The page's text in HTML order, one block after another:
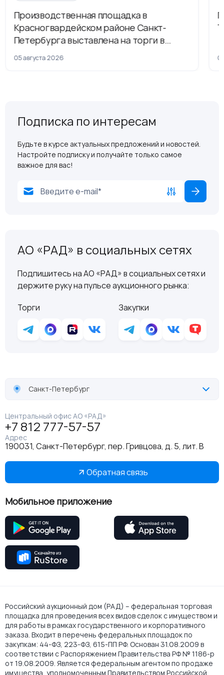
Производственная площадка в
Красногвардейском районе Санкт-
Петербурга выставлена на торги в
рамках приватизации
05 августа 2026
Подписка по интересам
Будьте в курсе актуальных предложений и новостей.
Настройте подписку и получайте только самое
важное для вас!
АО «РАД» в социальных сетях
Подпишитесь на АО «РАД» в социальных сетях и
держите руку на пульсе аукционного рынка:
Торги
Закупки
Санкт-Петербург
Центральный офис АО «РАД»
+7 812 777-57-57
Адрес
190031, Санкт-Петербург, пер. Гривцова, д. 5, лит. В
Обратная связь
Мобильное приложение
Российский аукционный дом (РАД) – федеральная торговая
площадка для проведения всех видов сделок с имуществом и
для работы в рамках государственного и корпоративного
заказа. Входит в перечень федеральных площадок по
закупкам: 44-ФЗ, 223-ФЗ, 615-ПП РФ. Основан 31.08.2009 в
соответствии с Распоряжением Правительства РФ № 1186-р
от 19.08.2009. Является федеральным агентом по продаже
имущества, уполномоченным Правительством Российской